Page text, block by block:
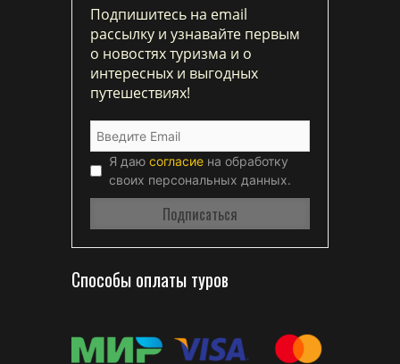
Подпишитесь на email
рассылку и узнавайте первым
о новостях туризма и о
интересных и выгодных
путешествиях!
Я даю согласие на обработку
своих персональных данных.
Способы оплаты туров